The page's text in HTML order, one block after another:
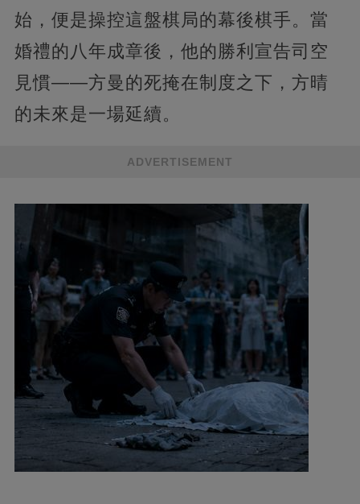
始，便是操控這盤棋局的幕後棋手。當
婚禮的八年成章後，他的勝利宣告司空
見慣——方曼的死掩在制度之下，方晴
的未來是一場延續。
ADVERTISEMENT